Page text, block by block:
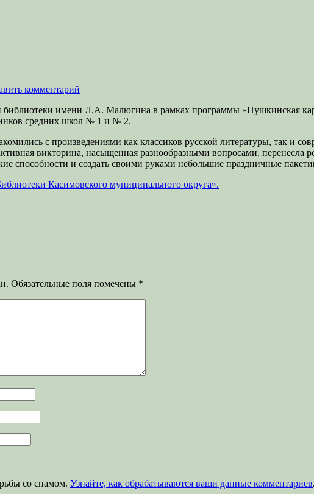
комментарий
имени Л.А. Малюгина в рамках программы «Пушкинская
средних школ № 1 и № 2.
с произведениями как классиков русской литературы, так и
викторина, насыщенная разнообразными вопросами,
способности и создать своими руками небольшие праздничные
Касимовского муниципального округа».
Обязательные поля помечены *
со спамом. Узнайте, как обрабатываются ваши данные комментариев.